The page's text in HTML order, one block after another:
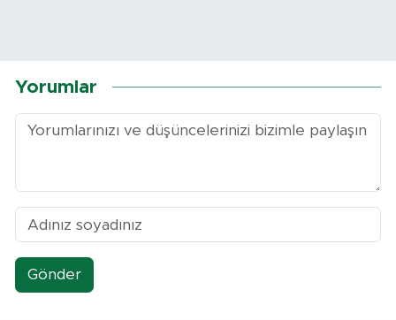
Yorumlar
Gönder